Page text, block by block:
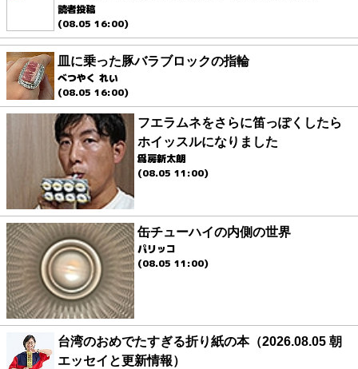
読者投稿
(08.05 16:00)
皿に乗った豚バラブロックの指輪
べつやく れい
(08.05 16:00)
フエラムネをさらに笛っぽくしたら
ホイッスルになりました
爲房新太朗
(08.05 11:00)
缶チューハイの内側の世界
パリッコ
(08.05 11:00)
台湾のおめでたすぎる折り紙の本（2026.08.05 朝
エッセイと更新情報）